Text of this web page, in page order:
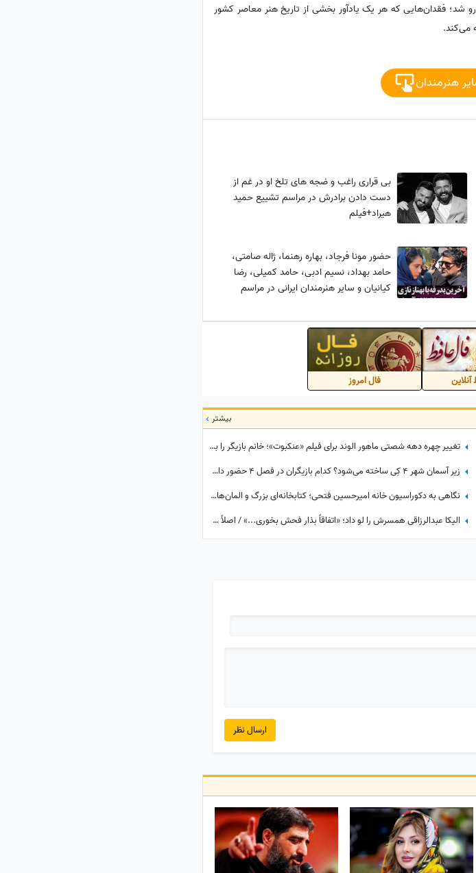
شد؛ فقدان‌هایی که هر یک یادآور بخشی از تاریخ هنر معاصر کشور
می‌کند.
هنرمندان
بی قراری راغب و ضجه های تلخ او در غم از
دست دادن برادرش در مراسم تشییع حمید
هیراد+فیلم
حضور مونا فرجاد، بهاره رهنما، ژاله صامتی،
حامد بهداد، نسیم ادبی، حامد کمیلی، رضا
کیانیان و سایر هنرمندان ایرانی در مراسم
فال امروز
بیشتر
تغییر چهره دهه شصتی ماهور الوند برای فیلم «عنکبوت»؛ خانم بازیگر را به سختی می‌توان شناخت + عکس
زیر آسمان شهر 4 کِی ساخته می‌شود؟ کدام بازیگران در فصل 4 حضور دارند؟
نگاهی به دکوراسیون خانه امیرحسین فتحی؛ کتابخانه‌ای بزرگ و المان‌های هنری که همه را غافلگیر کرد/ بیخود نیست بهش میگن آقازاده سینمای ایران
الیکا عبدالرزاقی همسرش را لو داد؛ «اتفاقاً بذار فحش بخوری...» / اصلاً هم آقا و متشخص نیست!
ارسال نظر